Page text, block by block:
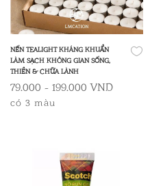
NẾN TEALIGHT KHÁNG KHUẨN
LÀM SẠCH KHÔNG GIAN SỐNG,
THIỀN & CHỮA LÀNH
79.000 - 199.000 VND
có 3 màu